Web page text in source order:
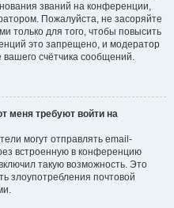
званий на конференции,
Пожалуйста, не засоряйте
только для того, чтобы повысить
это запрещено, и модератор
счётчика сообщений.
меня требуют войти на
могут отправлять email-
встроенную в конференцию
такую возможность. Это
злоупотребления почтовой